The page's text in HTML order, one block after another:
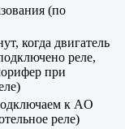
(по
когда двигатель
реле,
при
к AO
реле)